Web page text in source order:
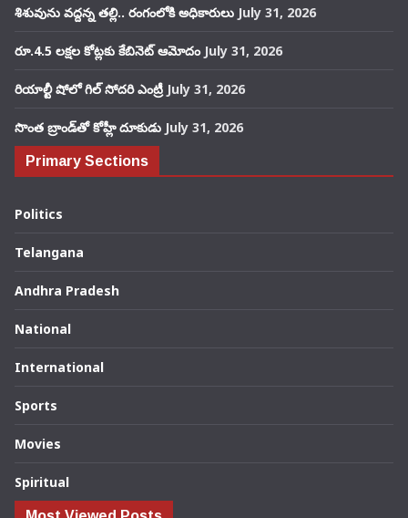
శిశువును వద్దన్న తల్లి.. రంగంలోకి అధికారులు July 31, 2026
రూ.4.5 లక్షల కోట్లకు కేబినెట్ ఆమోదం July 31, 2026
రియాల్టీ షోలో గిల్ సోదరి ఎంట్రీ July 31, 2026
సొంత బ్రాండ్‌తో కోహ్లీ దూకుడు July 31, 2026
Primary Sections
Politics
Telangana
Andhra Pradesh
National
International
Sports
Movies
Spiritual